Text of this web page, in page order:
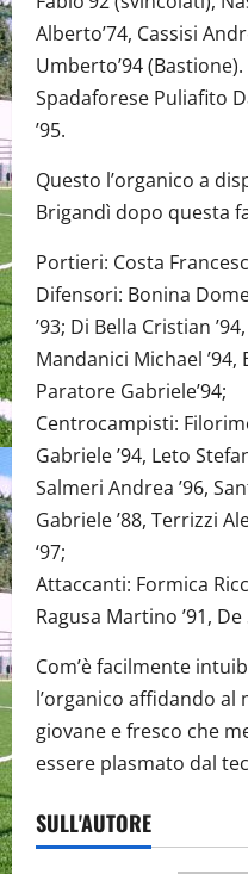
Alberto’74, Cassisi
Umberto’94
Spadaforese Puliafito
’95.
Questo l’organico a
Brigandì dopo questa
Portieri: Costa
Difensori: Bonina
’93; Di Bella Cristian
Mandanici Michael ’94,
Paratore Gabriele’94;
Centrocampisti:
Gabriele ’94, Leto
Salmeri Andrea ’96,
Gabriele ’88, Terrizzi
‘97;
Attaccanti: Formica
Ragusa Martino ’91, De
Com’è facilmente
l’organico affidando
giovane e fresco che
essere plasmato dal
SULL'AUTORE